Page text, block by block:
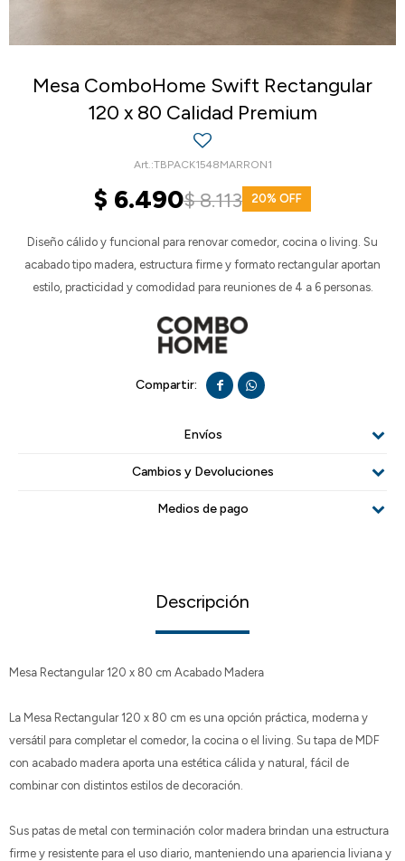
Mesa ComboHome Swift Rectangular
120 x 80 Calidad Premium
TBPACK1548MARRON1
$ 6.490$8.113 20
Diseño cálido y funcional para renovar comedor, cocina o living. Su
acabado tipo madera, estructura firme y formato rectangular aportan
estilo, practicidad y comodidad para reuniones de 4 a 6 personas.
 
Envíos
Cambios y Devoluciones
Medios de pago
Descripción
Mesa Rectangular 120 x 80 cm Acabado Madera
La Mesa Rectangular 120 x 80 cm es una opción práctica, moderna y
versátil para completar el comedor, la cocina o el living. Su tapa de MDF
con acabado madera aporta una estética cálida y natural, fácil de
combinar con distintos estilos de decoración.
Sus patas de metal con terminación color madera brindan una estructura
firme y resistente para el uso diario, manteniendo una apariencia liviana y